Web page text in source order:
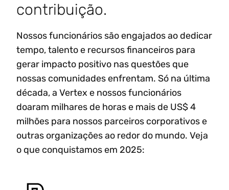
contribuição.
Nossos funcionários são engajados ao dedicar
tempo, talento e recursos financeiros para
gerar impacto positivo nas questões que
nossas comunidades enfrentam. Só na última
década, a Vertex e nossos funcionários
doaram milhares de horas e mais de US$ 4
milhões para nossos parceiros corporativos e
outras organizações ao redor do mundo. Veja
o que conquistamos em 2025: